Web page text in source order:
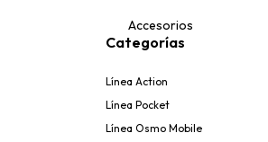
Accesorios
Categorías
Línea Action
Línea Pocket
Línea Osmo Mobile